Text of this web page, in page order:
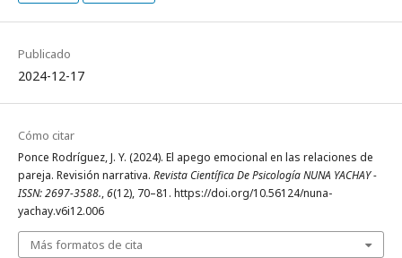
Publicado
2024-12-17
Cómo citar
Ponce Rodríguez, J. Y. (2024). El apego emocional en las relaciones de
pareja. Revisión narrativa. Revista Científica De Psicología NUNA YACHAY -
ISSN: 2697-3588.,6(12), 70–81. https://doi.org/10.56124/nuna-
yachay.v6i12.006
Más formatos de cita